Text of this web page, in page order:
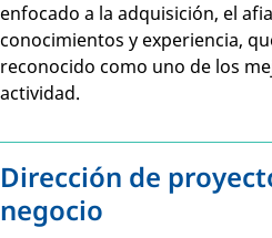
enfocado a la adquisición, el
conocimientos y experiencia,
reconocido como uno de los
actividad.
Dirección de
negocio